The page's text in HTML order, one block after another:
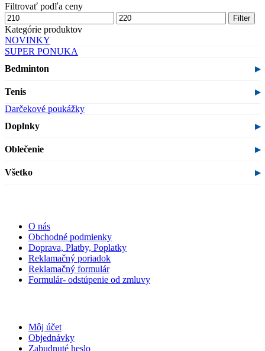
279,90€.
Filtrovať podľa ceny
Minimálna
cena
Maximálna
cena
Filter
Kategórie produktov
NOVINKY
SUPER PONUKA
Bedminton
Tenis
Darčekové poukážky
Doplnky
Oblečenie
Všetko
O nás
Obchodné podmienky
Doprava, Platby, Poplatky
Reklamačný poriadok
Reklamačný formulár
Formulár- odstúpenie od zmluvy
Môj účet
Objednávky
Zabudnuté heslo